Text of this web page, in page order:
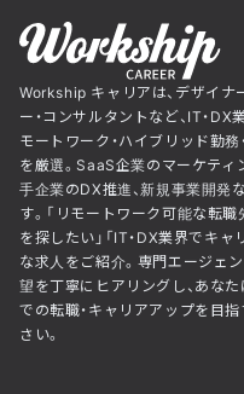
Workship キャリアは、デザイナ
ー・コンサルタントなど、IT・
モートワーク・ハイブリッド勤
を厳選。SaaS企業のマーケティ
手企業のDX推進、新規事業開発
す。「リモートワーク可能な転
を探したい」「IT・DX業界でキ
な求人をご紹介。専門エージェ
望を丁寧にヒアリングし、あな
での転職・キャリアアップを目
さい。